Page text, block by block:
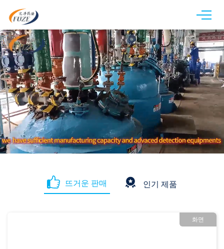
뜨거운 판매 인기 제품
화면